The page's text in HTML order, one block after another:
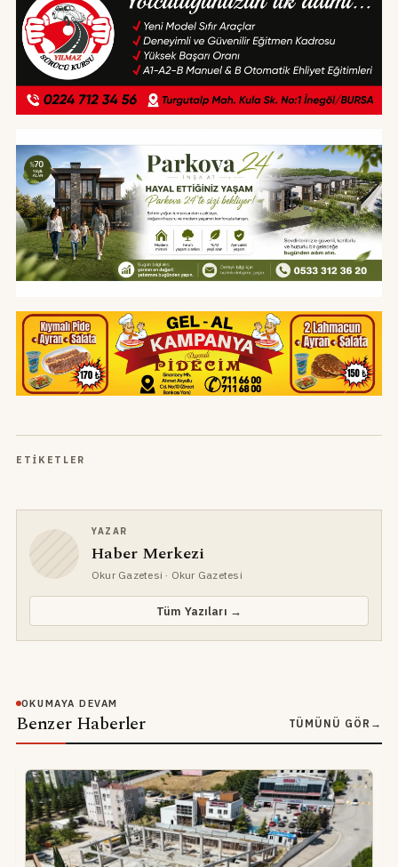
ETIKETLER
YAZAR
Haber Merkezi
Okur Gazetesi · Okur Gazetesi
Tüm Yazıları →
OKUMAYA DEVAM
Benzer Haberler TÜMÜNÜ GÖR →